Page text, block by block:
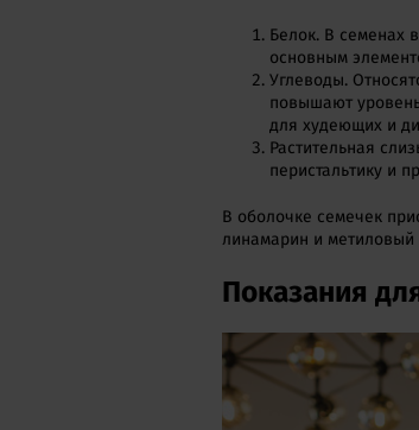
Белок. В семенах
основным
Углеводы.
повышают
для худеющих и
Растительная
перистальтику и
В оболочке семечек
линамарин и
Показания